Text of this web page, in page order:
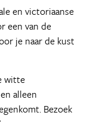
en victoriaanse
een van de
je naar de kust
witte
alleen
Bezoek